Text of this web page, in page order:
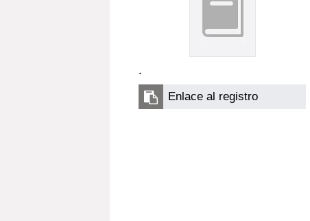
.
Enlace al registro